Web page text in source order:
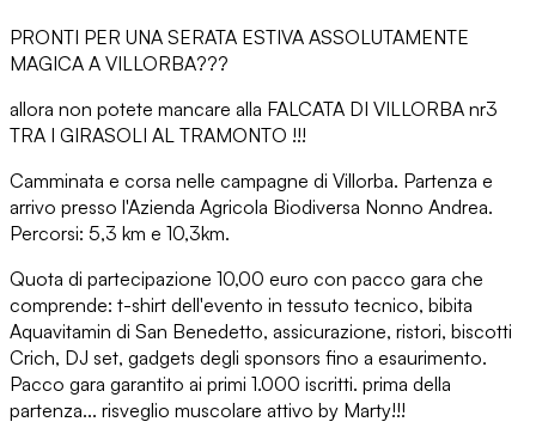
PRONTI PER UNA SERATA ESTIVA ASSOLUTAMENTE
MAGICA A VILLORBA???
allora non potete mancare alla FALCATA DI VILLORBA nr3
TRA I GIRASOLI AL TRAMONTO !!!
Camminata e corsa nelle campagne di Villorba. Partenza e
arrivo presso l'Azienda Agricola Biodiversa Nonno Andrea.
Percorsi: 5,3 km e 10,3km.
Quota di partecipazione 10,00 euro con pacco gara che
comprende: t-shirt dell'evento in tessuto tecnico, bibita
Aquavitamin di San Benedetto, assicurazione, ristori, biscotti
Crich, DJ set, gadgets degli sponsors fino a esaurimento.
Pacco gara garantito ai primi 1.000 iscritti. prima della
partenza... risveglio muscolare attivo by Marty!!!